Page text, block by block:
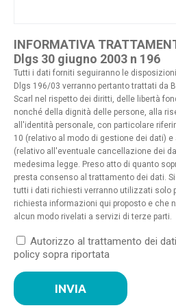
INFORMATIVA
Dlgs 30 giugno 2003 n 196
Tutti i dati forniti seguiranno le
Dlgs 196/03 verranno pertanto trattati da
Scarl nel rispetto dei diritti, delle libertà
nonché della dignità delle persone, alla
all'identità personale, con particolare
10 (relativo al modo di gestione dei dati) e
(relativo all'eventuale cancellazione dei
medesima legge. Preso atto di quanto
presta consenso al trattamento dei dati.
tutti i dati richiesti verranno utilizzati solo
richiesta informazioni qui proposto e che
alcun modo rivelati a servizi di terze parti.
Autorizzo al trattamento dei
policy sopra riportata
INVIA